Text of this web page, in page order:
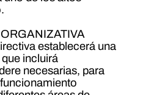
establecerá una
incluirá
necesarias, para